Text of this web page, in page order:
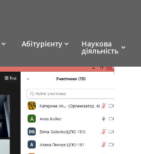
Абітурієнту Наукова
діяльність